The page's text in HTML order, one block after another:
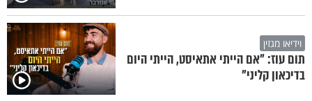
וידיאו מגזין
תום עוז: "אם הייתי אתאיסט, הייתי היום
בדיכאון קליני"